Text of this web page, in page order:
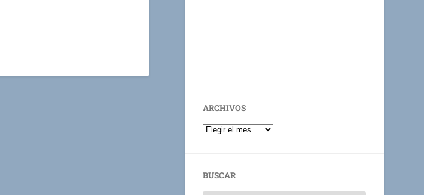
ARCHIVOS
BUSCAR